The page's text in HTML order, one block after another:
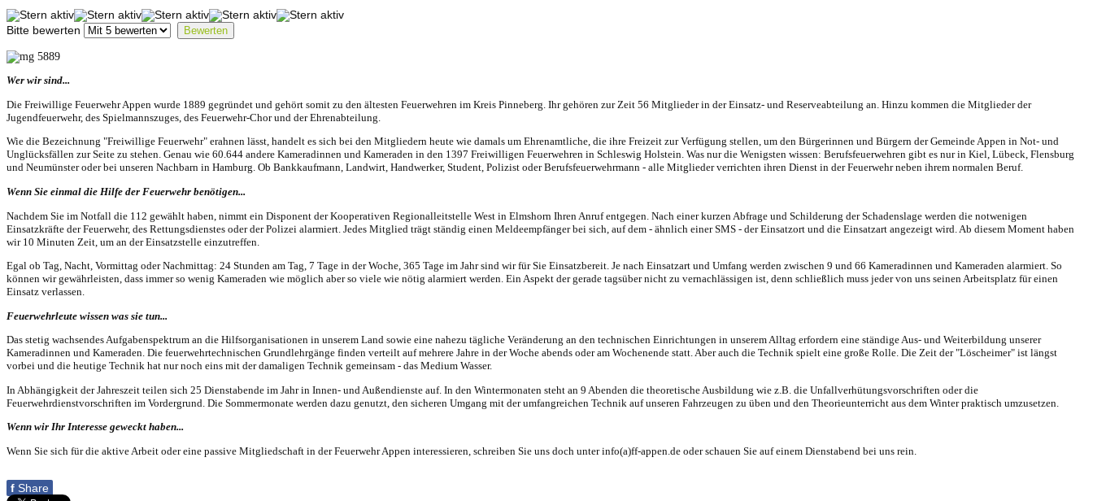
Bitte bewerten
Wer wir sind...
Die Freiwillige Feuerwehr Appen wurde 1889 gegründet und gehört somit zu den ältesten Feuerwehren im Kreis Pinneberg. Ihr gehören zur Zeit 56 Mitglieder in der Einsatz- und Reserveabteilung an. Hinzu kommen die Mitglieder der
Jugendfeuerwehr, des Spielmannszuges, des Feuerwehr-Chor und der Ehrenabteilung.
Wie die Bezeichnung "Freiwillige Feuerwehr" erahnen lässt, handelt es sich bei den Mitgliedern heute wie damals um Ehrenamtliche, die ihre Freizeit zur Verfügung stellen, um den Bürgerinnen und Bürgern der Gemeinde Appen in Not- und
Unglücksfällen zur Seite zu stehen. Genau wie 60.644 andere Kameradinnen und Kameraden in den 1397 Freiwilligen Feuerwehren in Schleswig Holstein. Was nur die Wenigsten wissen: Berufsfeuerwehren gibt es nur in Kiel, Lübeck, Flensburg
und Neumünster oder bei unseren Nachbarn in Hamburg. Ob Bankkaufmann, Landwirt, Handwerker, Student, Polizist oder Berufsfeuerwehrmann - alle Mitglieder verrichten ihren Dienst in der Feuerwehrneben ihrem normalen Beruf.
Wenn Sie einmal die Hilfe der Feuerwehr benötigen...
Nachdem Sie im Notfall die 112 gewählt haben, nimmt ein Disponent der Kooperativen Regionalleitstelle West in Elmshorn Ihren Anruf entgegen. Nach einer kurzen Abfrage und Schilderung der Schadenslage werden die notwenigen
Einsatzkräfte der Feuerwehr, des Rettungsdienstes oder der Polizei alarmiert. Jedes Mitglied trägt ständig einen Meldeempfänger bei sich, auf dem - ähnlich einer SMS - der Einsatzort und die Einsatzart angezeigt wird. Ab diesem Moment haben
wir 10 Minuten Zeit, um an der Einsatzstelle einzutreffen.
Egal ob Tag, Nacht, Vormittag oder Nachmittag: 24 Stunden am Tag, 7 Tage in der Woche, 365 Tage im Jahr sind wir für Sie Einsatzbereit. Je nach Einsatzart und Umfang werden zwischen 9 und 66 Kameradinnen und Kameraden alarmiert. So
können wir gewährleisten, dass immer so wenig Kameraden wie möglich aber so viele wie nötig alarmiert werden. Ein Aspekt der gerade tagsüber nicht zu vernachlässigen ist, denn schließlich muss jeder von uns seinen Arbeitsplatz für einen
Einsatz verlassen.
Feuerwehrleute wissen was sie tun...
Das stetig wachsendes Aufgabenspektrum an die Hilfsorganisationen in unserem Land sowie eine nahezu tägliche Veränderung an den technischen Einrichtungen in unserem Alltag erfordern eine ständige Aus- und Weiterbildung unserer
Kameradinnen und Kameraden. Die feuerwehrtechnischen Grundlehrgänge finden verteilt auf mehrere Jahre in der Woche abends oder am Wochenende statt. Aber auch die Technik spielt eine große Rolle. Die Zeit der "Löscheimer" ist längst
vorbei und die heutige Technik hat nur noch eins mit der damaligen Technik gemeinsam - das Medium Wasser.
In Abhängigkeit der Jahreszeit teilen sich 25 Dienstabende im Jahr in Innen- und Außendienste auf. In den Wintermonaten steht an 9 Abenden die theoretische Ausbildung wie z.B. die Unfallverhütungsvorschriften oder die
Feuerwehrdienstvorschriften im Vordergrund. Die Sommermonate werden dazu genutzt, den sicheren Umgang mit der umfangreichen Technik auf unseren Fahrzeugen zu üben und den Theorieunterricht aus dem Winter praktisch umzusetzen.
Wenn wir Ihr Interesse geweckt haben...
Wenn Sie sich für die aktive Arbeit oder eine passive Mitgliedschaft in der Feuerwehr Appen interessieren, schreiben Sie uns doch unter info(a)ff-appen.de oder schauen Sie auf einem Dienstabend bei uns rein.
f Share